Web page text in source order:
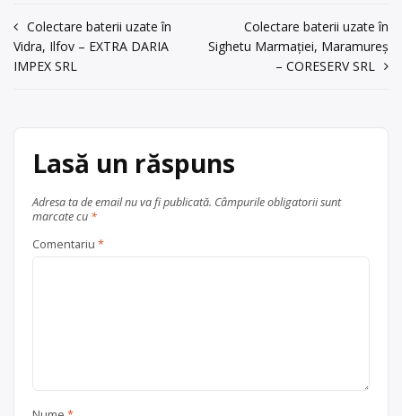
în
Baia Mare
județul Maramureș
Trimite un mesaj
Navigare
în
Colectare baterii uzate în
Vidra, Ilfov – EXTRA DARIA
IMPEX SRL
Colectare baterii uzate în
Sighetu Marmației, Maramureș
– CORESERV SRL
Lasă un răspuns
Adresa ta de email nu va fi publicată. Câmpurile obligatorii sunt
marcate cu *
Comentariu *